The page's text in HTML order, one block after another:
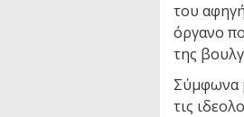
του
όργανο
της
Σύμφωνα
τις